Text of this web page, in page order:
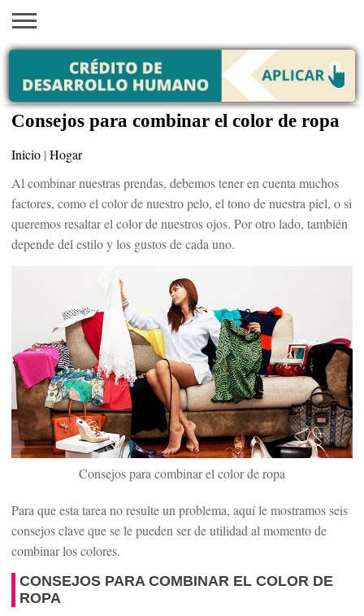
AYUDAS
ECONÓMICAS
VACANTES
EN EEUU
TU
VISA
EMPLEOS
TRÁMITES
PRÉSTAMOS
CURSOS
HOGAR
BELLEZA
Consejos para combinar el color de ropa
Inicio | Hogar
Al combinar nuestras prendas, debemos tener en cuenta muchos
factores, como el color de nuestro pelo, el tono de nuestra piel, o si
queremos resaltar el color de nuestros ojos. Por otro lado, también
depende del estilo y los gustos de cada uno.
Consejos para combinar el color de ropa
Para que esta tarea no resulte un problema, aquí le mostramos seis
consejos clave que se le pueden ser de utilidad al momento de
combinar los colores.
CONSEJOS PARA COMBINAR EL COLOR DE
ROPA